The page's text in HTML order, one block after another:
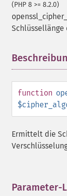
(PHP 8 >= 8.2.0)
Schlüssellänge
function
Ermittelt die
Parameter-